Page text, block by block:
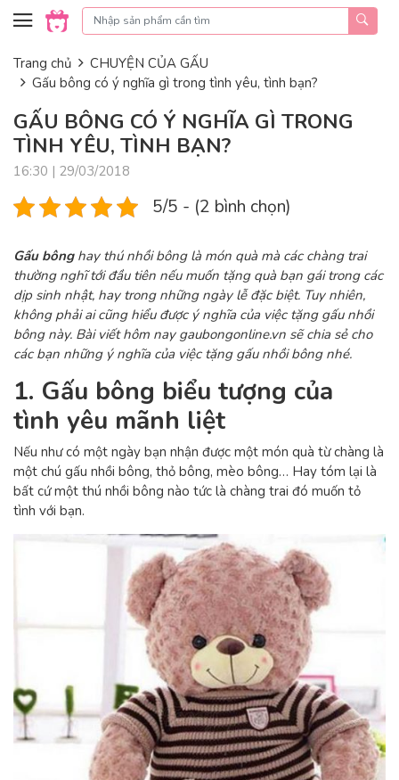
Skip to content
Trang chủ
CHUYỆN CỦA GẤU
Gấu bông có ý nghĩa gì trong tình yêu, tình bạn?
GẤU BÔNG CÓ Ý NGHĨA GÌ TRONG
TÌNH YÊU, TÌNH BẠN?
16:30 | 29/03/2018
5/5 - (2 bình chọn)
Gấu bônghay thú nhồi bông là món quà mà các chàng trai
thường nghĩ tới đầu tiên nếu muốn tặng quà bạn gái trong các
dịp sinh nhật, hay trong những ngày lễ đặc biệt. Tuy nhiên,
không phải ai cũng hiểu được ý nghĩa của việc tặng gấu nhồi
bông này. Bài viết hôm nay gaubongonline.vn sẽ chia sẻ cho
các bạn những ý nghĩa của việc tặng gấu nhồi bông nhé.
1. Gấu bông biểu tượng của
tình yêu mãnh liệt
Nếu như có một ngày bạn nhận được một món quà từ chàng là
một chú gấu nhồi bông, thỏ bông, mèo bông… Hay tóm lại là
bất cứ một thú nhồi bông nào tức là chàng trai đó muốn tỏ
tình với bạn.